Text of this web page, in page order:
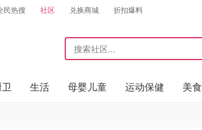
民热搜 社区 兑换商城 折扣爆料
生活 母婴儿童 运动保健 美食